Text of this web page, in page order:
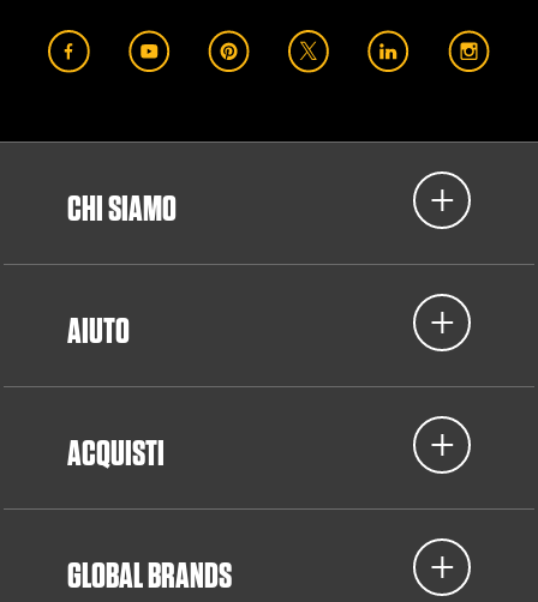
CHI SIAMO
AIUTO
ACQUISTI
GLOBAL BRANDS